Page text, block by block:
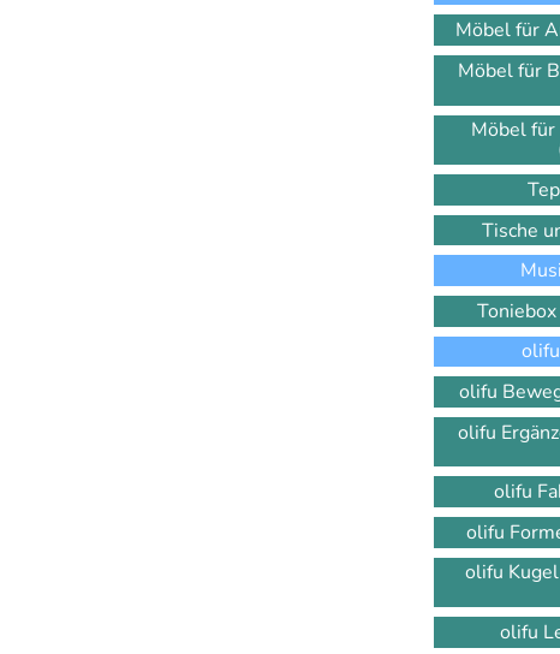
Möbel für
Möbel für
Möbel für
Tische
olifu
olifu
olifu
olifu
olifu
olifu
olifu